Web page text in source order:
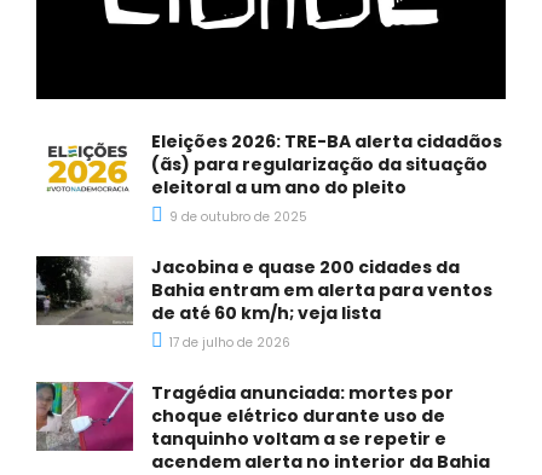
Eleições 2026: TRE-BA alerta cidadãos
(ãs) para regularização da situação
eleitoral a um ano do pleito
9 de outubro de 2025
Jacobina e quase 200 cidades da
Bahia entram em alerta para ventos
de até 60 km/h; veja lista
17 de julho de 2026
Tragédia anunciada: mortes por
choque elétrico durante uso de
tanquinho voltam a se repetir e
acendem alerta no interior da Bahia